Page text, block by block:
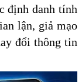
định danh tính
lận, giả mạo
đổi thông tin